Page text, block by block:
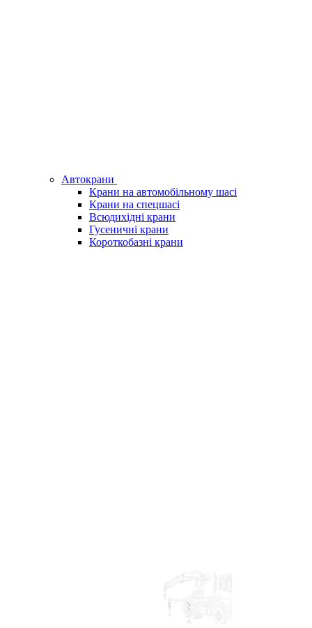
Автокрани
Крани на автомобільному шасі
Крани на спецшасі
Всюдихідні крани
Гусеничні крани
Короткобазні крани